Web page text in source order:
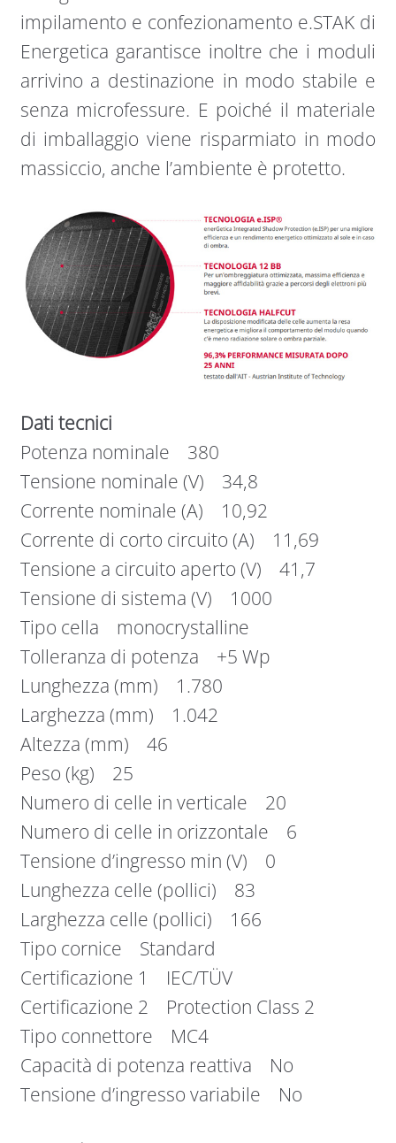
impilamento e confezionamento e.STAK di
Energetica garantisce inoltre che i moduli
arrivino a destinazione in modo stabile e
senza microfessure. E poiché il materiale
di imballaggio viene risparmiato in modo
massiccio, anche l’ambiente è protetto.
Dati tecnici
Potenza nominale 380
Tensione nominale (V) 34,8
Corrente nominale (A) 10,92
Corrente di corto circuito (A) 11,69
Tensione a circuito aperto (V) 41,7
Tensione di sistema (V) 1000
Tipo cella monocrystalline
Tolleranza di potenza +5 Wp
Lunghezza (mm) 1.780
Larghezza (mm) 1.042
Altezza (mm) 46
Peso (kg) 25
Numero di celle in verticale 20
Numero di celle in orizzontale 6
Tensione d’ingresso min (V) 0
Lunghezza celle (pollici) 83
Larghezza celle (pollici) 166
Tipo cornice Standard
Certificazione 1 IEC/TÜV
Certificazione 2 Protection Class 2
Tipo connettore MC4
Capacità di potenza reattiva No
Tensione d’ingresso variabile No